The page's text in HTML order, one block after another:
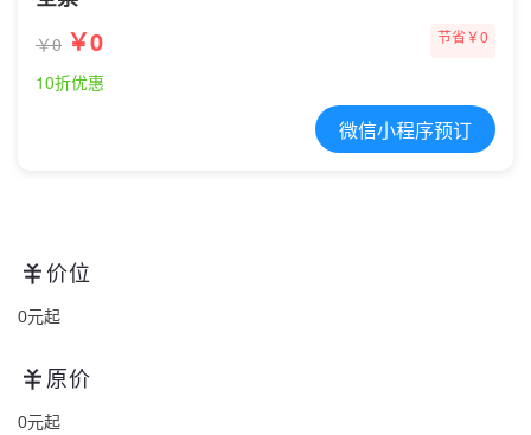
￥0 ￥0 节省￥0
10折优惠
微信小程序预订
价位
0元起
原价
0元起